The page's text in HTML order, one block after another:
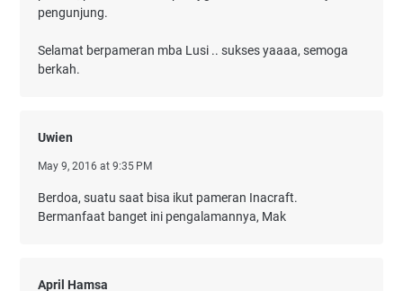
pengunjung.
Selamat berpameran mba Lusi .. sukses yaaaa, semoga
berkah.
Uwien
May 9, 2016 at 9:35 PM
Berdoa, suatu saat bisa ikut pameran Inacraft.
Bermanfaat banget ini pengalamannya, Mak
April Hamsa